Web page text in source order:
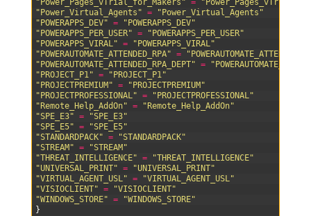
"Power_Pages_vTrial_for_Makers" =
"Power_Virtual_Agents" =
"Power_Virtual_Agents"
"POWERAPPS_DEV" =
"POWERAPPS_DEV"
"POWERAPPS_PER_USER" =
"POWERAPPS_PER_USER"
"POWERAPPS_VIRAL" =
"POWERAPPS_VIRAL"
"POWERAUTOMATE_ATTENDED_RPA" =
"POWERAUTOMATE_ATTENDED_RPA_DEPT" =
"PROJECT_P1" =
"PROJECT_P1"
"PROJECTPREMIUM" =
"PROJECTPREMIUM"
"PROJECTPROFESSIONAL" =
"PROJECTPROFESSIONAL"
"Remote_Help_AddOn" =
"Remote_Help_AddOn"
"SPE_E3" =
"SPE_E3"
"SPE_E5" =
"SPE_E5"
"STANDARDPACK" =
"STANDARDPACK"
"STREAM" =
"STREAM"
"THREAT_INTELLIGENCE" =
"THREAT_INTELLIGENCE"
"UNIVERSAL_PRINT" =
"UNIVERSAL_PRINT"
"VIRTUAL_AGENT_USL" =
"VIRTUAL_AGENT_USL"
"VISIOCLIENT" =
"VISIOCLIENT"
"WINDOWS_STORE" =
"WINDOWS_STORE"
}